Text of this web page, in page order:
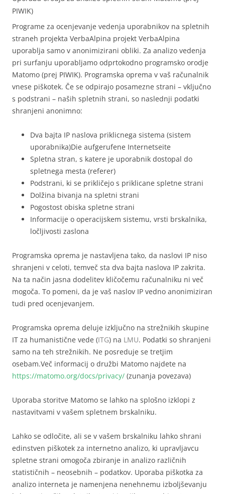
PIWIK)
Programe za ocenjevanje vedenja uporabnikov na spletnih
straneh projekta VerbaAlpina projekt VerbaAlpina
uporablja samo v anonimizirani obliki. Za analizo vedenja
pri surfanju uporabljamo odprtokodno programsko orodje
Matomo (prej PIWIK). Programska oprema v vaš računalnik
vnese piškotek. Če se odpirajo posamezne strani – vključno
s podstrani – naših spletnih strani, so naslednji podatki
shranjeni anonimno:
Dva bajta IP naslova priklicnega sistema (sistem
uporabnika)Die aufgerufene Internetseite
Spletna stran, s katere je uporabnik dostopal do
spletnega mesta (referer)
Podstrani, ki se prikličejo s priklicane spletne strani
Dolžina bivanja na spletni strani
Pogostost obiska spletne strani
Informacije o operacijskem sistemu, vrsti brskalnika,
ločljivosti zaslona
Programska oprema je nastavljena tako, da naslovi IP niso
shranjeni v celoti, temveč sta dva bajta naslova IP zakrita.
Na ta način jasna dodelitev kličočemu računalniku ni več
mogoča. To pomeni, da je vaš naslov IP vedno anonimiziran
tudi pred ocenjevanjem.
Programska oprema deluje izključno na strežnikih skupine
IT za humanistične vede (ITG) na LMU. Podatki so shranjeni
samo na teh strežnikih. Ne posreduje se tretjim
osebam.Več informacij o družbi Matomo najdete na
https://matomo.org/docs/privacy/ (zunanja povezava)
Uporaba storitve Matomo se lahko na splošno izklopi z
nastavitvami v vašem spletnem brskalniku.
Lahko se odločite, ali se v vašem brskalniku lahko shrani
edinstven piškotek za internetno analizo, ki upravljavcu
spletne strani omogoča zbiranje in analizo različnih
statističnih – neosebnih – podatkov. Uporaba piškotka za
analizo interneta je namenjena nenehnemu izboljševanju